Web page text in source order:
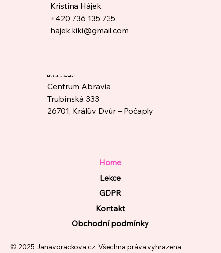
Kristína Hájek
+420 736 135 735
hajek.kiki@gmail.com
Místo konání lekcí
Centrum Abravia
Trubínská 333
26701, Králův Dvůr – Počaply
Home
Lekce
GDPR
Kontakt
Obchodní podmínky
© 2025 Janavorackova.cz. Všechna práva vyhrazena.